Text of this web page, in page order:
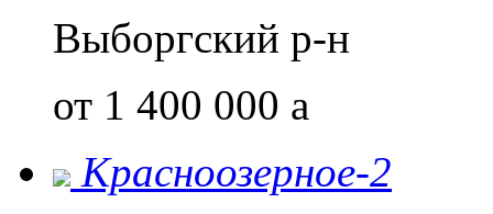
Выборгский р-н
от 1 400 000 a
Красноозерное-2